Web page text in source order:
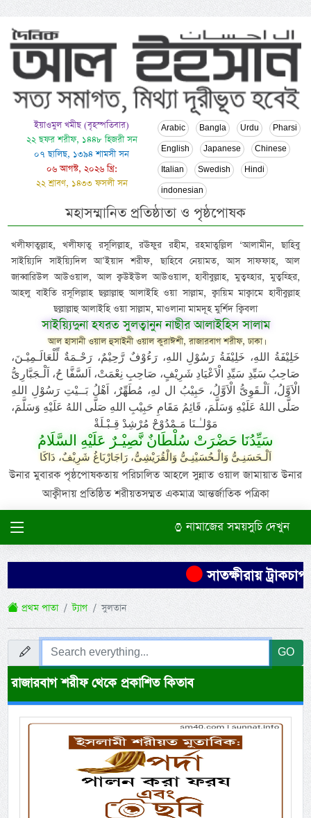
ইয়াওমুল খমীছ (বৃহস্পতিবার)
২২ ছফর শরীফ, ১৪৪৮ হিজরী সন
০৭ ছালিছ, ১৩৯৪ শামসী সন
০৬ আগস্ট, ২০২৬ খ্রি:
২২ শ্রাবণ, ১৪৩৩ ফসলী সন
Arabic Bangla Urdu Pharsi
English Japanese Chinese
Italian Swedish Hindi
indonesian
মহাসম্মানিত প্রতিষ্ঠাতা ও পৃষ্ঠপোষক
খলীফাতুল্লাহ, খলীফাতু রসূলিল্লাহ, রঊফুর রহীম, রহমাতুল্লিল ‘আলামীন, ছাহিবু
সাইয়্যিদি সাইয়্যিদিল আ’ইয়াদ শরীফ, ছাহিবে নেয়ামত, আস সাফফাহ, আল
জাব্বারিউল আউওয়াল, আল ক্বউইউল আউওয়াল, হাবীবুল্লাহ, মুত্বহ্হার, মুত্বহ্হির,
আহলু বাইতি রসূলিল্লাহ ছল্লাল্লাহু আলাইহি ওয়া সাল্লাম, ক্বায়িম মাক্বামে হাবীবুল্লাহ
ছল্লাল্লাহু আলাইহি ওয়া সাল্লাম, মাওলানা মামদূহ মুর্শিদ ক্বিবলা
সাইয়্যিদুনা হযরত সুলত্বানুন নাছীর আলাইহিস সালাম
আল হাসানী ওয়াল হুসাইনী ওয়াল কুরাঈশী, রাজারবাগ শরীফ, ঢাকা।
خَلِيْفَةُ اللهِ، خَلِيْفَةُ رَسُوْلِ اللهِ، رَءُوْفٌ رَّحِيْمٌ، رَحْـمَةٌ لِّلْعَالَـمِيْـنَ،
صَاحِبُ سَيِّدِ سَيِّدِ الْاَعْيَادِ شَرِيْفٍ، صَاحِبِ نِعْمَتْ، اَلسَّفَّا حُ، اَلْـجَبَّارِىُّ
الْاَوَّلُ، اَلْـقَوِىُّ الْاَوَّلُ، حَبِيْبُ ال لهِ، مُطَهِّرٌ، اَهْلُ بَــيْتِ رَسُوْلِ اللهِ
صَلَّى اللهُ عَلَيْهِ وَسَلَّمَ، قَائِمُ مَقَامِ حَبِيْبِ اللهِ صَلَّى اللهُ عَلَيْهِ وَسَلَّمَ،
مَوْلـٰـنَا مَـمْدُوْحْ مُرْشِدْ قِـبْـلَةْ
سَيِّدُنَا حَضْرَتْ سُلْطَانٌ نَّصِيْـرٌ عَلَيْهِ السَّلَامُ
اَلْـحَسَنِـىُّ وَالْـحُسَيْنِـىُّ وَالْقُرَيْشِىُّ، رَاجَارْبَاغُ شَرِيْفٌ، دَاكَا
উনার মুবারক পৃষ্ঠপোষকতায় পরিচালিত আহলে সুন্নাত ওয়াল জামায়াত উনার
আক্বীদায় প্রতিষ্ঠিত শরীয়তসম্মত একমাত্র আন্তর্জাতিক পত্রিকা
নামাজের সময়সুচি দেখুন
সাতক্ষীরায়
প্রথম পাতা ট্যাগ সুলতান
GO
রাজারবাগ শরীফ থেকে প্রকাশিত কিতাব